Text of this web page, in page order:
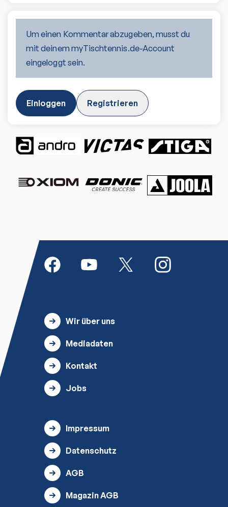
Um einen Kommentar abzugeben, musst du
mit deinem myTischtennis.de-Account
eingeloggt sein.
Einloggen Registrieren
Wir über uns
Mediadaten
Kontakt
Jobs
Impressum
Datenschutz
AGB
Magazin AGB